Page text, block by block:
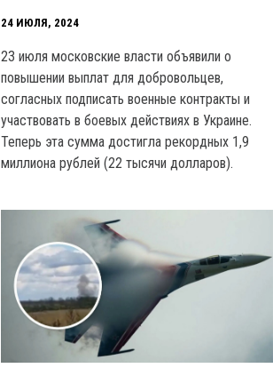
24 ИЮЛЯ, 2024
23 июля московские власти объявили о
повышении выплат для добровольцев,
согласных подписать военные контракты и
участвовать в боевых действиях в Украине.
Теперь эта сумма достигла рекордных 1,9
миллиона рублей (22 тысячи долларов).